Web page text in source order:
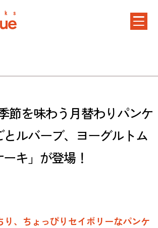
節を味わう月替わりパンケ
ルバーブ、ヨーグルトム
キ」が登場！
り、ちょっぴりセイボリーなパンケ